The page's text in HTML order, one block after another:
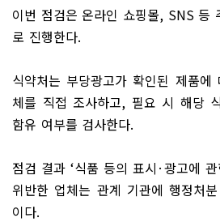
이번 점검은 온라인 쇼핑몰, SNS등
로 진행한다.
식약처는 부당광고가 확인된 제품에
체를 직접 조사하고, 필요 시 해당
함유 여부를 검사한다.
점검 결과 ‘식품 등의 표시 ·광고에
위반한 업체는 관계 기관에 행정처
이다.